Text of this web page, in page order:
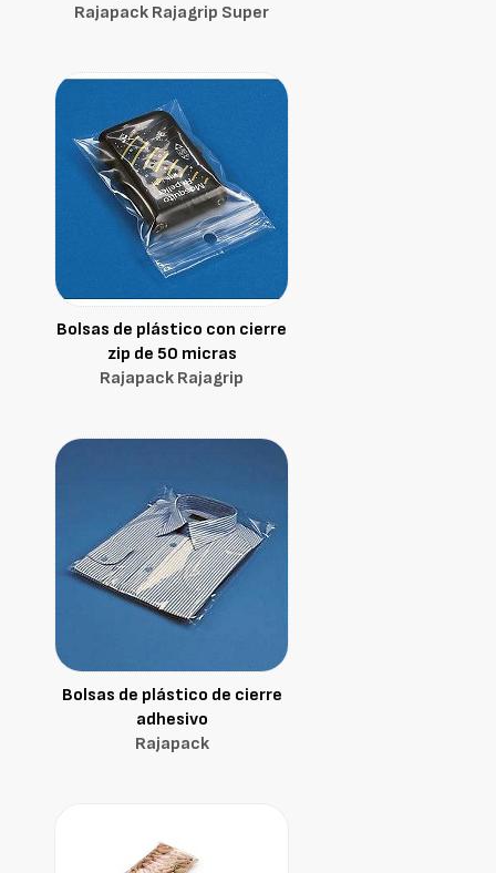
Rajapack Rajagrip Super
Bolsas de plástico con cierre
zip de 50 micras
Rajapack Rajagrip
Bolsas de plástico de cierre
adhesivo
Rajapack